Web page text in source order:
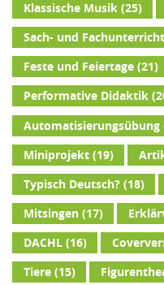
Klassische Musik(25)
Sach- und Fachunterricht
Feste und Feiertage(21)
Performative Didaktik
Automatisierungsübung
Miniprojekt(19)
Typisch Deutsch?(18)
Mitsingen(17)
DACHL(16)
Tiere(15)